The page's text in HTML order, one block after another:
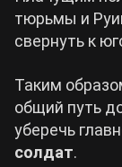
тюрьмы и
свернуть к
Таким
общий путь
уберечь
солдат.